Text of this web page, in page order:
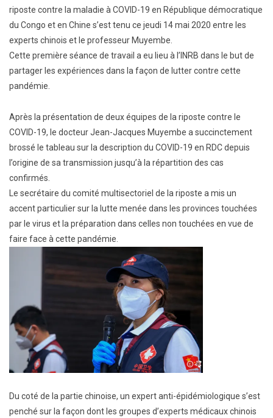
riposte contre la maladie à COVID-19 en République démocratique
du Congo et en Chine s’est tenu ce jeudi 14 mai 2020 entre les
experts chinois et le professeur Muyembe.
Cette première séance de travail a eu lieu à l’INRB dans le but de
partager les expériences dans la façon de lutter contre cette
pandémie.
Après la présentation de deux équipes de la riposte contre le
COVID-19, le docteur Jean-Jacques Muyembe a succinctement
brossé le tableau sur la description du COVID-19 en RDC depuis
l’origine de sa transmission jusqu’à la répartition des cas
confirmés.
Le secrétaire du comité multisectoriel de la riposte a mis un
accent particulier sur la lutte menée dans les provinces touchées
par le virus et la préparation dans celles non touchées en vue de
faire face à cette pandémie.
Du coté de la partie chinoise, un expert anti-épidémiologique s’est
penché sur la façon dont les groupes d’experts médicaux chinois